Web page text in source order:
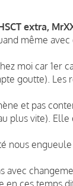
extra,
même avec
moi car 1er
goutte). Les
et pas
plus vite). Elle
nous
avec
ces temps